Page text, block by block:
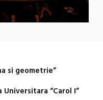
si geometrie”
“Carol I”